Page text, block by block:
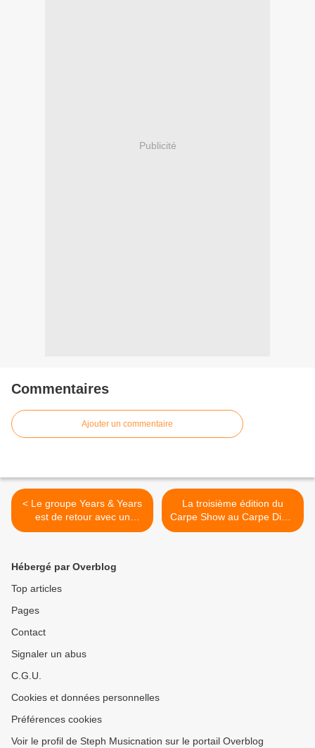
Publicité
Commentaires
Ajouter un commentaire
< Le groupe Years & Years
est de retour avec un
nouveau titre !
La troisième édition du
Carpe Show au Carpe Diem
Café, nous y étions ! >
Hébergé par Overblog
Top articles
Pages
Contact
Signaler un abus
C.G.U.
Cookies et données personnelles
Préférences cookies
Voir le profil de Steph Musicnation sur le portail Overblog